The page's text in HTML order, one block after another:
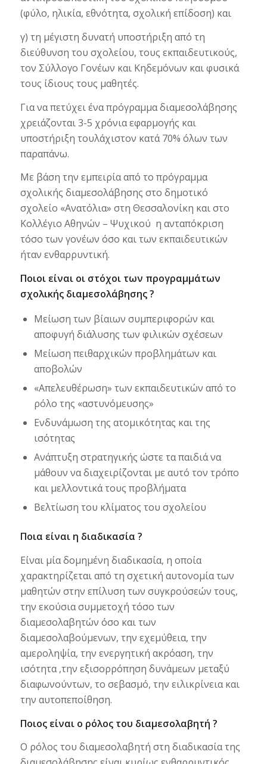
(φύλο, ηλικία, εθνότητα, σχολική επίδοση) και
γ) τη μέγιστη δυνατή υποστήριξη από τη
διεύθυνση του σχολείου, τους εκπαιδευτικούς,
τον Σύλλογο Γονέων και Κηδεμόνων και φυσικά
τους ίδιους τους μαθητές.
Για να πετύχει ένα πρόγραμμα διαμεσολάβησης
χρειάζονται 3-5 χρόνια εφαρμογής και
υποστήριξη τουλάχιστον κατά 70% όλων των
παραπάνω.
Με βάση την εμπειρία από το πρόγραμμα
σχολικής διαμεσολάβησης στο δημοτικό
σχολείο «Ανατόλια» στη Θεσσαλονίκη και στο
Κολλέγιο Αθηνών – Ψυχικού η ανταπόκριση
τόσο των γονέων όσο και των εκπαιδευτικών
ήταν ενθαρρυντική.
Ποιοι είναι οι στόχοι των προγραμμάτων
σχολικής διαμεσολάβησης ?
Μείωση των βίαιων συμπεριφορών και
αποφυγή διάλυσης των φιλικών σχέσεων
Μείωση πειθαρχικών προβλημάτων και
αποβολών
«Απελευθέρωση» των εκπαιδευτικών από το
ρόλο της «αστυνόμευσης»
Ενδυνάμωση της ατομικότητας και της
ισότητας
Ανάπτυξη στρατηγικής ώστε τα παιδιά να
μάθουν να διαχειρίζονται με αυτό τον τρόπο
και μελλοντικά τους προβλήματα
Βελτίωση του κλίματος του σχολείου
Ποια είναι η διαδικασία ?
Είναι μία δομημένη διαδικασία, η οποία
χαρακτηρίζεται από τη σχετική αυτονομία των
μαθητών στην επίλυση των συγκρούσεών τους,
την εκούσια συμμετοχή τόσο των
διαμεσολαβητών όσο και των
διαμεσολαβούμενων, την εχεμύθεια, την
αμεροληψία, την ενεργητική ακρόαση, την
ισότητα ,την εξισορρόπηση δυνάμεων μεταξύ
διαφωνούντων, το σεβασμό, την ειλικρίνεια και
την αυτοπεποίθηση.
Ποιος είναι ο ρόλος του διαμεσολαβητή ?
Ο ρόλος του διαμεσολαβητή στη διαδικασία της